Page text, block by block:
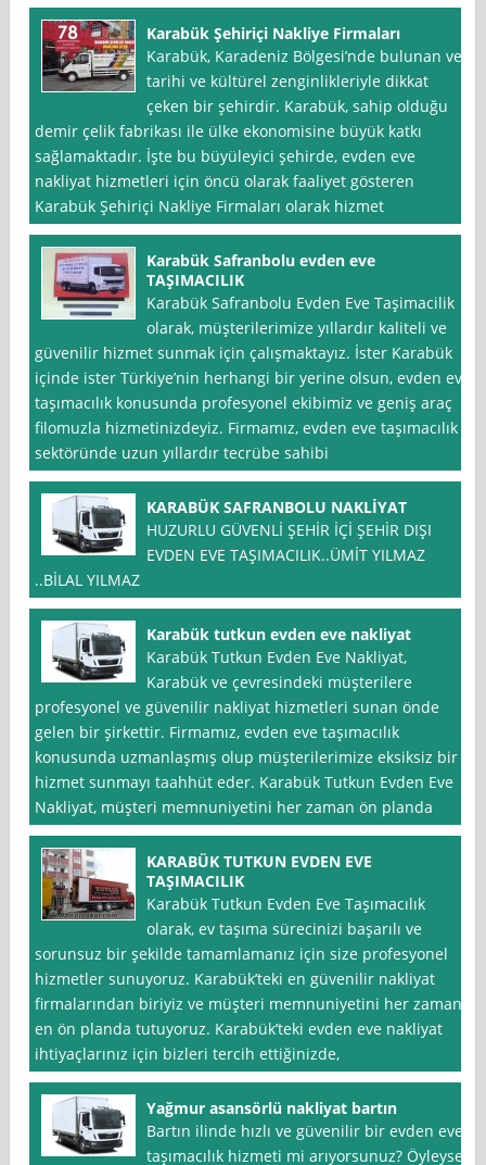
Karabük Şehiriçi Nakliye Firmaları
Karabük, Karadeniz Bölgesi’nde bulunan ve
tarihi ve kültürel zenginlikleriyle dikkat
çeken bir şehirdir. Karabük, sahip olduğu
demir çelik fabrikası ile ülke ekonomisine büyük katkı
sağlamaktadır. İşte bu büyüleyici şehirde, evden eve
nakliyat hizmetleri için öncü olarak faaliyet gösteren
Karabük Şehiriçi Nakliye Firmaları olarak hizmet
Karabük Safranbolu evden eve
TAŞIMACILIK
Karabük Safranbolu Evden Eve Taşimacilik
olarak, müşterilerimize yıllardır kaliteli ve
güvenilir hizmet sunmak için çalışmaktayız. İster Karabük
içinde ister Türkiye’nin herhangi bir yerine olsun, evden eve
taşımacılık konusunda profesyonel ekibimiz ve geniş araç
filomuzla hizmetinizdeyiz. Firmamız, evden eve taşımacılık
sektöründe uzun yıllardır tecrübe sahibi
KARABÜK SAFRANBOLU NAKLİYAT
HUZURLU GÜVENLİ ŞEHİR İÇİ ŞEHİR DIŞI
EVDEN EVE TAŞIMACILIK..ÜMİT YILMAZ
..BİLAL YILMAZ
Karabük tutkun evden eve nakliyat
Karabük Tutkun Evden Eve Nakliyat,
Karabük ve çevresindeki müşterilere
profesyonel ve güvenilir nakliyat hizmetleri sunan önde
gelen bir şirkettir. Firmamız, evden eve taşımacılık
konusunda uzmanlaşmış olup müşterilerimize eksiksiz bir
hizmet sunmayı taahhüt eder. Karabük Tutkun Evden Eve
Nakliyat, müşteri memnuniyetini her zaman ön planda
KARABÜK TUTKUN EVDEN EVE
TAŞIMACILIK
Karabük Tutkun Evden Eve Taşımacılık
olarak, ev taşıma sürecinizi başarılı ve
sorunsuz bir şekilde tamamlamanız için size profesyonel
hizmetler sunuyoruz. Karabük’teki en güvenilir nakliyat
firmalarından biriyiz ve müşteri memnuniyetini her zaman
en ön planda tutuyoruz. Karabük’teki evden eve nakliyat
ihtiyaçlarınız için bizleri tercih ettiğinizde,
Yağmur asansörlü nakliyat bartın
Bartın ilinde hızlı ve güvenilir bir evden eve
taşımacılık hizmeti mi arıyorsunuz? Öyleyse,